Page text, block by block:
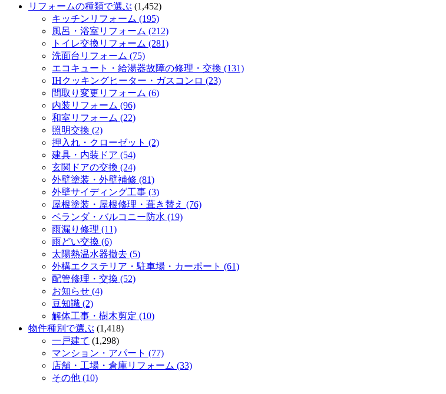
リフォームの種類で選ぶ (1,452)
キッチンリフォーム (195)
風呂・浴室リフォーム (212)
トイレ交換リフォーム (281)
洗面台リフォーム (75)
エコキュート・給湯器故障の修理・交換 (131)
IHクッキングヒーター・ガスコンロ (23)
間取り変更リフォーム (6)
内装リフォーム (96)
和室リフォーム (22)
照明交換 (2)
押入れ・クローゼット (2)
建具・内装ドア (54)
玄関ドアの交換 (24)
外壁塗装・外壁補修 (81)
外壁サイディング工事 (3)
屋根塗装・屋根修理・葺き替え (76)
ベランダ・バルコニー防水 (19)
雨漏り修理 (11)
雨どい交換 (6)
太陽熱温水器撤去 (5)
外構エクステリア・駐車場・カーポート (61)
配管修理・交換 (52)
お知らせ (4)
豆知識 (2)
解体工事・樹木剪定 (10)
物件種別で選ぶ (1,418)
一戸建て (1,298)
マンション・アパート (77)
店舗・工場・倉庫リフォーム (33)
その他 (10)